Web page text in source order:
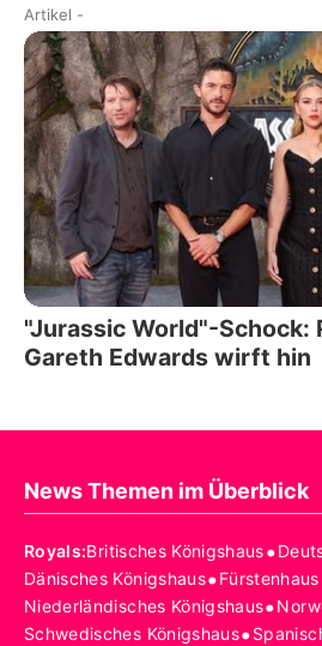
Artikel -
"Jurassic World"-Schock:
Gareth Edwards wirft hin
News Themen im Überblick
Royals:Britisches Königshaus•
Dänisches Königshaus•
Niederländisches Königshaus•
Schwedisches Königshaus•